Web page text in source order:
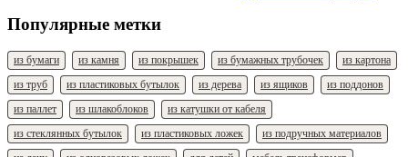
Популярные метки
из бумаги из камня из покрышек из бумажных трубочек
из картона
из труб
из пластиковых бутылок из дерева из ящиков
из поддонов
из паллет
из шлакоблоков
из катушки от кабеля
из стеклянных бутылок
из пластиковых ложек
из подручных материалов